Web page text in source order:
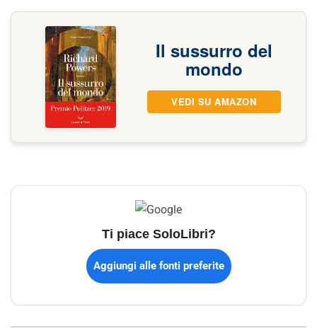
Il sussurro del
mondo
VEDI SU AMAZON
Ti piace SoloLibri?
Aggiungi alle fonti preferite